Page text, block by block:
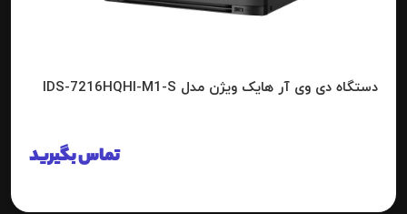
دستگاه دی وی آر هایک ویژن مدل IDS-7216HQHI-M1-S
تماس بگیرید